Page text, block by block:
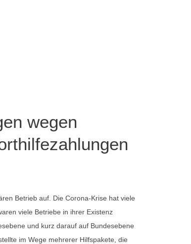
wegen
Betrieb auf. Die Corona-Krise hat viele
viele Betriebe in ihrer Existenz
und kurz darauf auf Bundesebene
im Wege mehrerer Hilfspakete, die